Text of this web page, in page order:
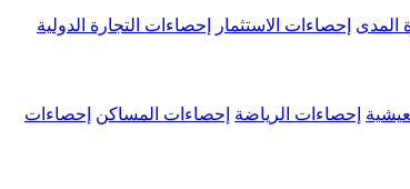
المدى إحصاءات الاستثمار إحصاءات التجارة الدولية
إحصاءات الرياضة إحصاءات المساكن إحصاءات